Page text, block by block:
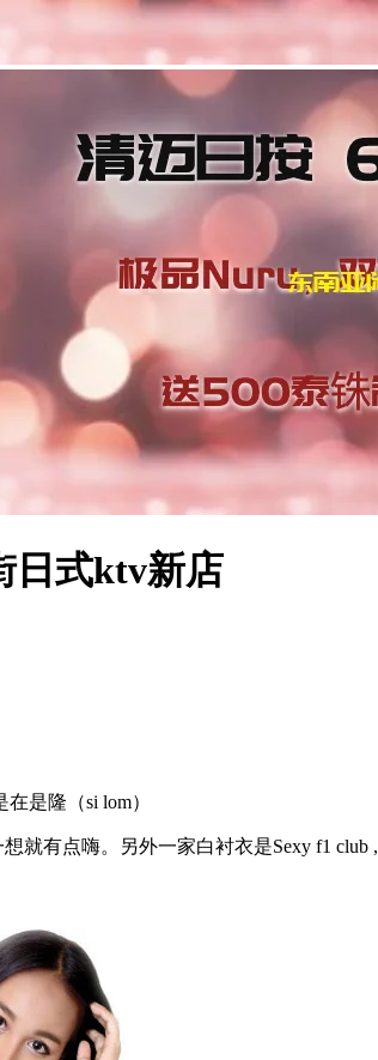
日式ktv新店
是隆（si lom）
有点嗨。另外一家白衬衣是Sexy f1